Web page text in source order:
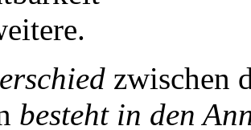
zwischen
besteht in den